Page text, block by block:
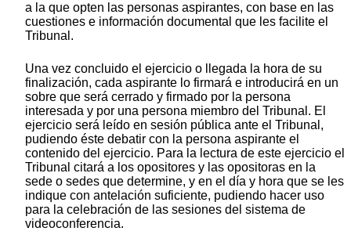
a la que opten las personas aspirantes, con base en las
cuestiones e información documental que les facilite el
Tribunal.
Una vez concluido el ejercicio o llegada la hora de su
finalización, cada aspirante lo firmará e introducirá en un
sobre que será cerrado y firmado por la persona
interesada y por una persona miembro del Tribunal. El
ejercicio será leído en sesión pública ante el Tribunal,
pudiendo éste debatir con la persona aspirante el
contenido del ejercicio. Para la lectura de este ejercicio el
Tribunal citará a los opositores y las opositoras en la
sede o sedes que determine, y en el día y hora que se les
indique con antelación suficiente, pudiendo hacer uso
para la celebración de las sesiones del sistema de
videoconferencia.